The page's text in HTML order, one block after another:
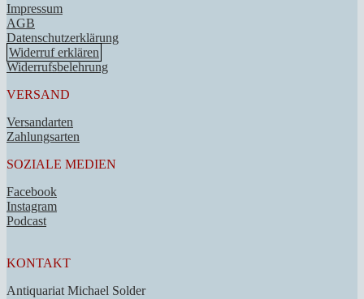
Impressum
AGB
Datenschutzerklärung
Widerruf erklären
Widerrufsbelehrung
VERSAND
Versandarten
Zahlungsarten
SOZIALE MEDIEN
Facebook
Instagram
Podcast
KONTAKT
Antiquariat Michael Solder